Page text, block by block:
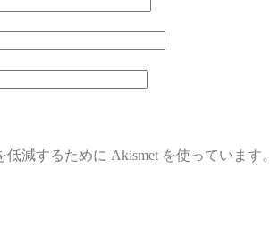
減するために Akismet を使っています。